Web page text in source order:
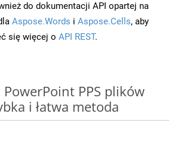
do dokumentacji API opartej na
Aspose.Words i Aspose.Cells, aby
się więcej o API REST.
PPS plików
i łatwa metoda